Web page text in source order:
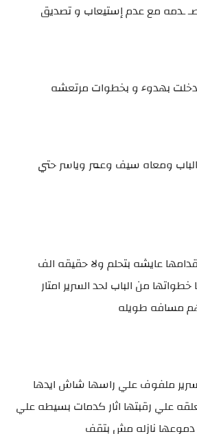
ـدمه مع عدم إستيعاب و تصديق
دخلت بهدوء و بخطوات مرتعشه
ومعاه سيف وعمر وياسر حتي
عايشه بتحلم ولا حقيقه الف
من الباب لحد السرير امتار
مسافه طويله
ملفوف علي راسها شاش ايدها
علي رقبتها اثار كدمات بسيطه علي
نازله مش بتقف